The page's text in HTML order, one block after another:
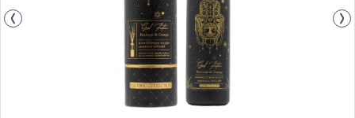
Gyermekeknek
Sziasztok, hív a nyár.
Pohodából importálva - rendezés